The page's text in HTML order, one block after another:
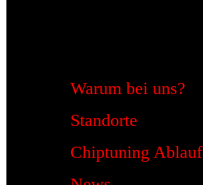
Warum bei uns?
Standorte
Chiptuning Ablauf